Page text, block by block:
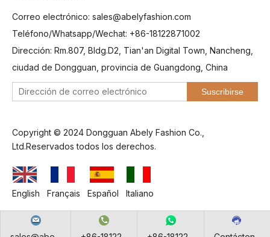
Correo electrónico: sales@abelyfashion.com
Teléfono/Whatsapp/Wechat: +86-18122871002
Dirección: Rm.807, Bldg.D2, Tian'an Digital Town, Nancheng,
ciudad de Dongguan, provincia de Guangdong, China
Suscribirse
Copyright © 2024 Dongguan Abely Fashion Co.,
Ltd.Reservados todos los derechos.
English Français Español Italiano